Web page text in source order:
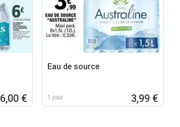
6,00 €
Eau de source
1 jour 3,99 €